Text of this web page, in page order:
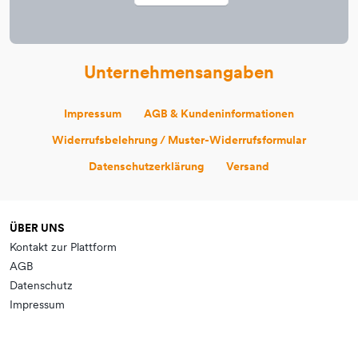
Unternehmensangaben
Impressum
AGB & Kundeninformationen
Widerrufsbelehrung / Muster-Widerrufsformular
Datenschutzerklärung
Versand
ÜBER UNS
Kontakt zur Plattform
AGB
Datenschutz
Impressum